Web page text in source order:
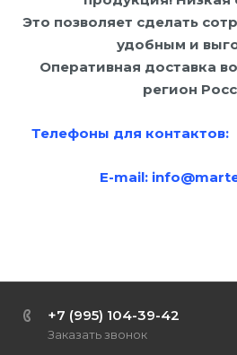
Это позволяет сделать
удобным и
Оперативная доставка
регион
Телефоны для контактов:
E-mail:
+7 (995) 104-39-42
Заказать звонок